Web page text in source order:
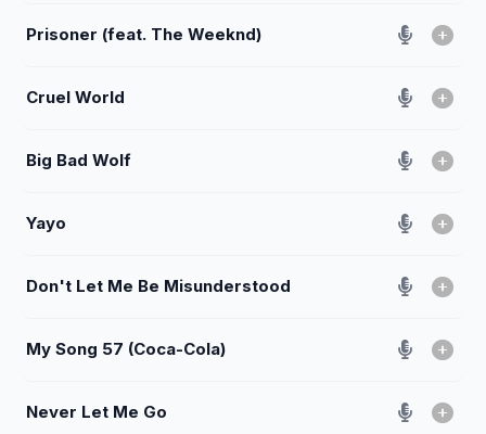
Prisoner (feat. The Weeknd)
Cruel World
Big Bad Wolf
Yayo
Don't Let Me Be Misunderstood
My Song 57 (Coca-Cola)
Never Let Me Go